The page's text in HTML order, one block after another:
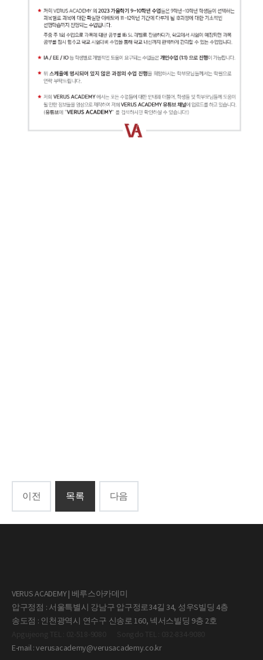
이전 목록 다음
VERUS ACADEMY | 베루스아카데미
압구정점 : 서울특별시 강남구 압구정로34길 34, 성우S빌딩 4층
송도점 : 인천광역시 연수구 신송로 160, 넥서스빌딩 9층 2호
E-mail : verusacademy@verusacademy.co.kr